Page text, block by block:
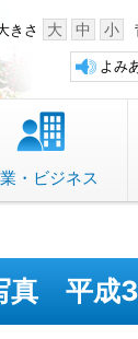
きさ 大 中 小
よみ
・ビジネス
平成